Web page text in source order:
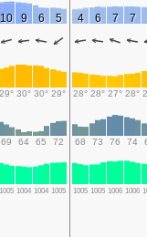
10 9 6 5 4 6 7 7
29° 30° 30° 29° 28° 28° 27° 28°
69 64 65 72 68 73 76 74
1005 1004 1004 1005 1005 1005 1006 1006